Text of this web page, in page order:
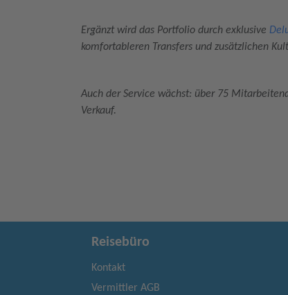
Ergänzt wird das Portfolio durch exklusive
komfortableren Transfers und zusätzlichen
Auch der Service wächst: über 75
Verkauf.
Reisebüro
Kontakt
Vermittler AGB